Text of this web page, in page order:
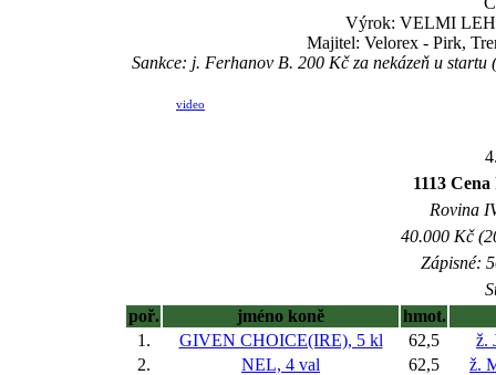
Výrok: VELMI
Majitel: Velorex - Pirk,
Sankce: j. Ferhanov B. 200 Kč za nekázeň u
video
1113
Rovina
40.000 Kč
Zápisné:
poř.
jméno koně
hmot.
1.
GIVEN CHOICE(IRE), 5 kl 62,5
ž.
2.
NEL, 4 val 62,5
ž.